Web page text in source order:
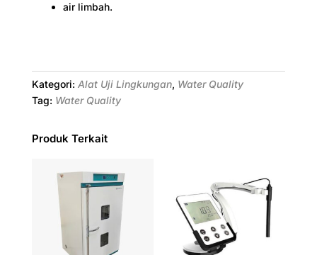
air limbah.
Kategori: Alat Uji Lingkungan, Water Quality
Tag: Water Quality
Produk Terkait